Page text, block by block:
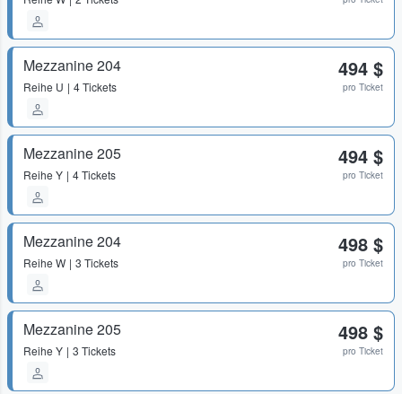
Mezzanine 204
Reihe U 4 Tickets
494 $
pro Ticket
Mezzanine 205
Reihe Y 4 Tickets
494 $
pro Ticket
Mezzanine 204
Reihe W 3 Tickets
498 $
pro Ticket
Mezzanine 205
Reihe Y 3 Tickets
498 $
pro Ticket